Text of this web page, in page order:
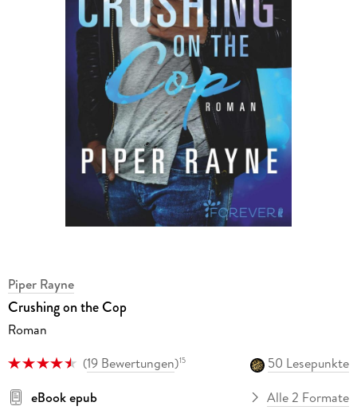
Piper Rayne
Crushing on the Cop
Roman
(19 Bewertungen)15
50 Lesepunkte
eBook epub
Alle 2 Formate